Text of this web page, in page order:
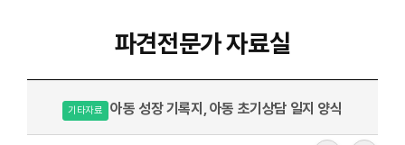
파견전문가 자료실
기타자료 아동 성장 기록지, 아동 초기상담 일지 양식